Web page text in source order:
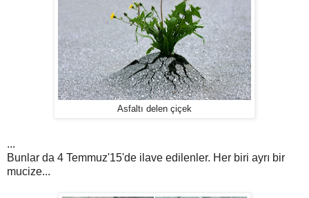
Asfaltı delen çiçek
...
Bunlar da 4 Temmuz'15'de ilave edilenler. Her biri ayrı bir
mucize...